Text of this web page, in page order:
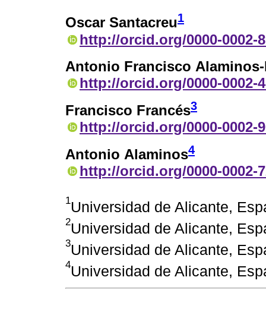
Oscar Santacreu1
http://orcid.org/0000-0002-
Antonio Francisco
http://orcid.org/0000-0002-
Francisco Francés3
http://orcid.org/0000-0002-
Antonio Alaminos4
http://orcid.org/0000-0002-
1Universidad de Alicante,
2Universidad de Alicante,
3Universidad de Alicante,
4Universidad de Alicante,